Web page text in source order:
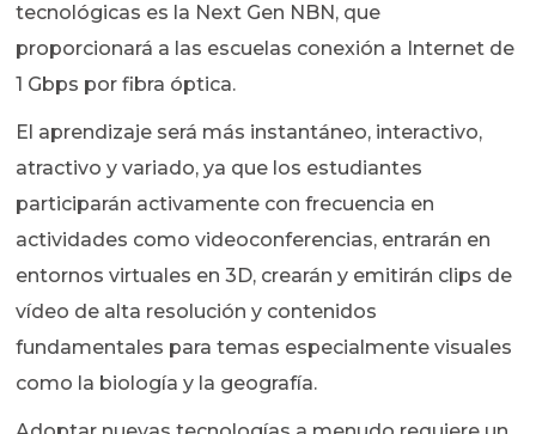
tecnológicas es la Next Gen NBN, que
proporcionará a las escuelas conexión a Internet de
1 Gbps por fibra óptica.
El aprendizaje será más instantáneo, interactivo,
atractivo y variado, ya que los estudiantes
participarán activamente con frecuencia en
actividades como videoconferencias, entrarán en
entornos virtuales en 3D, crearán y emitirán clips de
vídeo de alta resolución y contenidos
fundamentales para temas especialmente visuales
como la biología y la geografía.